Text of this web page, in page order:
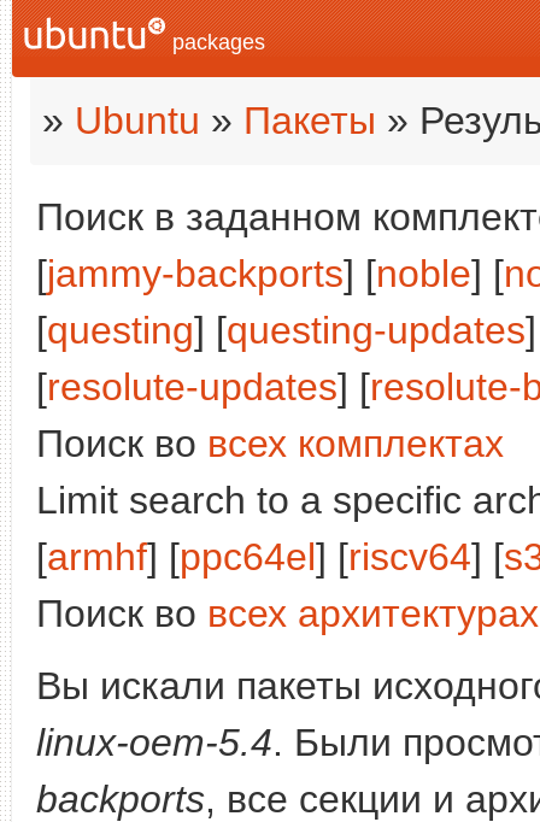
packages
» Ubuntu » Пакеты »
Поиск в заданном
[jammy-backports] [noble] [
[questing] [questing-updates
[resolute-updates] [resolute-
Поиск во всех комплектах
Limit search to a specific
[armhf] [ppc64el] [riscv64] [
Поиск во всех архитектурах
Вы искали пакеты
linux-oem-5.4. Были
backports, все секции и